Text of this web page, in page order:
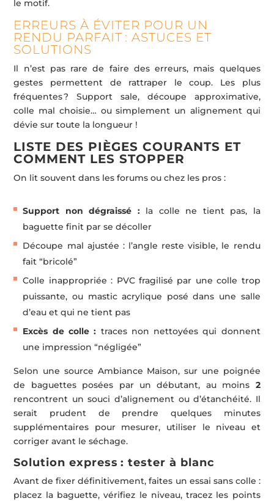
le motif.
ERREURS À ÉVITER POUR UN
RENDU PARFAIT : ASTUCES ET
SOLUTIONS
Il n’est pas rare de faire des erreurs, mais quelques
gestes permettent de rattraper le coup. Les plus
fréquentes ? Support sale, découpe approximative,
colle mal choisie… ou simplement un alignement qui
dévie sur toute la longueur !
LISTE DES PIÈGES COURANTS ET
COMMENT LES STOPPER
On lit souvent dans les forums ou chez les pros :
Support non dégraissé :la colle ne tient pas, la
baguette finit par se décoller
Découpe mal ajustée : l’angle reste visible, le rendu
fait “bricolé”
Colle inappropriée : PVC fragilisé par une colle trop
puissante, ou mastic acrylique posé dans une salle
d’eau et qui ne tient pas
Excès de colle : traces non nettoyées qui donnent
une impression “négligée”
Selon une source Ambiance Maison, sur une poignée
de baguettes posées par un débutant, au moins 2
rencontrent un souci d’alignement ou d’étanchéité. Il
serait prudent de prendre quelques minutes
supplémentaires pour mesurer, utiliser le niveau et
corriger avant le séchage.
Solution express : tester à blanc
Avant de fixer définitivement, faites un essai sans colle :
placez la baguette, vérifiez le niveau, tracez les points